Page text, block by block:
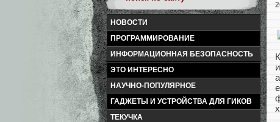
НОВОСТИ
ПРОГРАММИРОВАНИЕ
ИНФОРМАЦИОННАЯ БЕЗОПАСНОСТЬ
ЭТО ИНТЕРЕСНО
НАУЧНО-ПОПУЛЯРНОЕ
ГАДЖЕТЫ И УСТРОЙСТВА ДЛЯ ГИКОВ
ТЕКУЧКА